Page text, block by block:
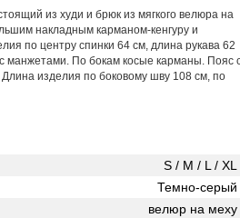
из худи и брюк из мягкого велюра на
накладным карманом-кенгуру и
по центру спинки 64 см, длина рукава 62
манжетами. По бокам косые карманы. Пояс
изделия по боковому шву 108 см, по
S / M / L / XL
Темно-серый
велюр на меху